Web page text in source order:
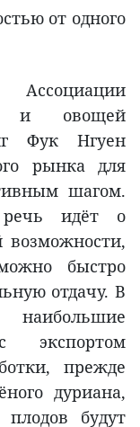
от одного
и овощей
Фук Нгуен
рынка для
шагом.
идёт о
возможности,
быстро
отдачу. В
экспортом
прежде
дуриана,
будут